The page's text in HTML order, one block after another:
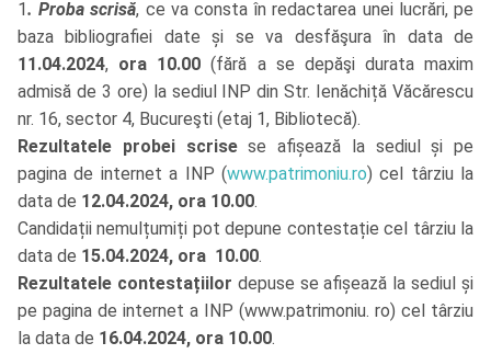
1. Proba scrisă, ce va consta în redactarea unei lucrări, pe
baza bibliografiei date și se va desfăşura în data de
11.04.2024, ora 10.00 (fără a se depăşi durata maxim
admisă de 3 ore) la sediul INP din Str. Ienăchiță Văcărescu
nr. 16, sector 4, Bucureşti (etaj 1, Bibliotecă).
Rezultatele probei scrisese afișează la sediul și pe
pagina de internet a INP (www.patrimoniu.ro) cel târziu la
data de 12.04.2024, ora 10.00.
Candidații nemulțumiți pot depune contestație cel târziu la
data de 15.04.2024, ora 10.00.
Rezultatele contestațiilor depuse se afișează la sediul și
pe pagina de internet a INP (www.patrimoniu. ro) cel târziu
la data de 16.04.2024, ora 10.00.